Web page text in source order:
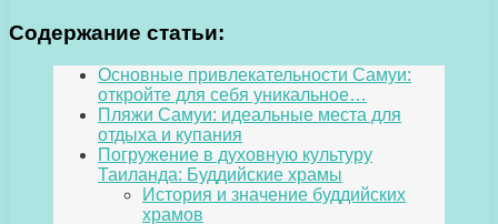
Содержание статьи:
Основные привлекательности Самуи:
откройте для себя уникальное…
Пляжи Самуи: идеальные места для
отдыха и купания
Погружение в духовную культуру
Таиланда: Буддийские храмы
История и значение буддийских
храмов